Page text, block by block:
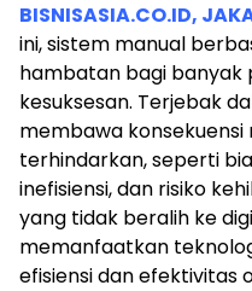
BISNISASIA.CO.ID,
ini, sistem manual
hambatan bagi banyak
kesuksesan. Terjebak
membawa
terhindarkan, seperti
inefisiensi, dan risiko
yang tidak beralih ke
memanfaatkan
efisiensi dan efektivitas